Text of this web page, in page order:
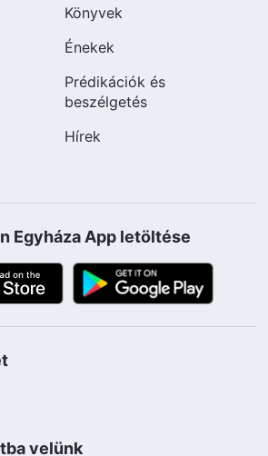
Könyvek
Énekek
Prédikációk és
beszélgetés
Hírek
Egyháza App letöltése
velünk